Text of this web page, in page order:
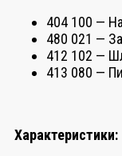
404 100 —
480 021 —
412 102 —
413 080 —
Характеристики: